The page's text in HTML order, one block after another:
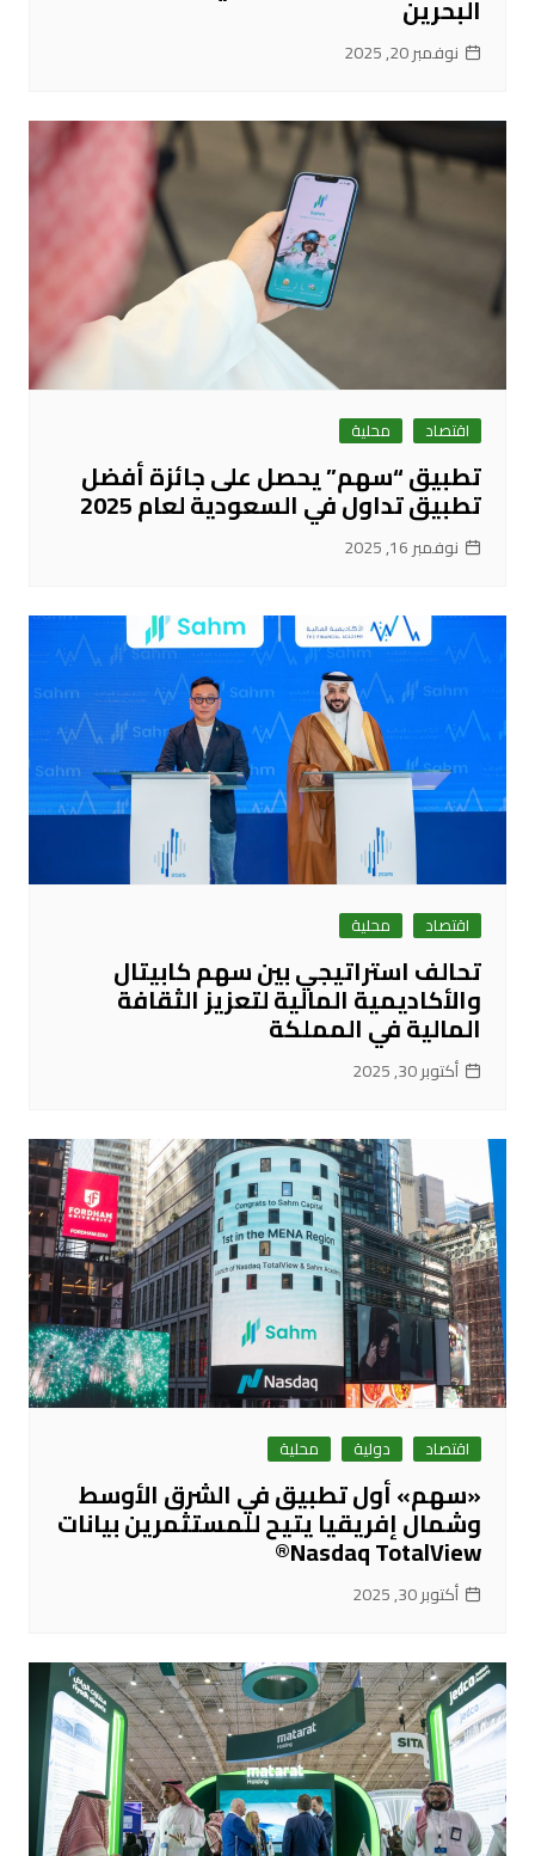
البحرين
نوفمبر 20, 2025
اقتصاد محلية
تطبيق “سهم” يحصل على جائزة أفضل
تطبيق تداول في السعودية لعام 2025
نوفمبر 16, 2025
اقتصاد محلية
تحالف استراتيجي بين سهم كابيتال
والأكاديمية المالية لتعزيز الثقافة
المالية في المملكة
أكتوبر 30, 2025
اقتصاد دولية محلية
«سهم» أول تطبيق في الشرق الأوسط
وشمال إفريقيا يتيح للمستثمرين بيانات
Nasdaq TotalView®
أكتوبر 30, 2025